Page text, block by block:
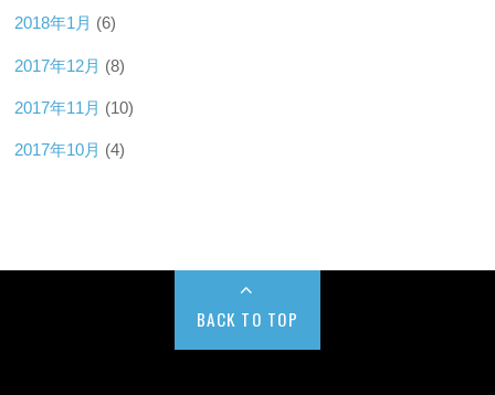
2018年1月 (6)
2017年12月 (8)
2017年11月 (10)
2017年10月 (4)
BACK TO TOP